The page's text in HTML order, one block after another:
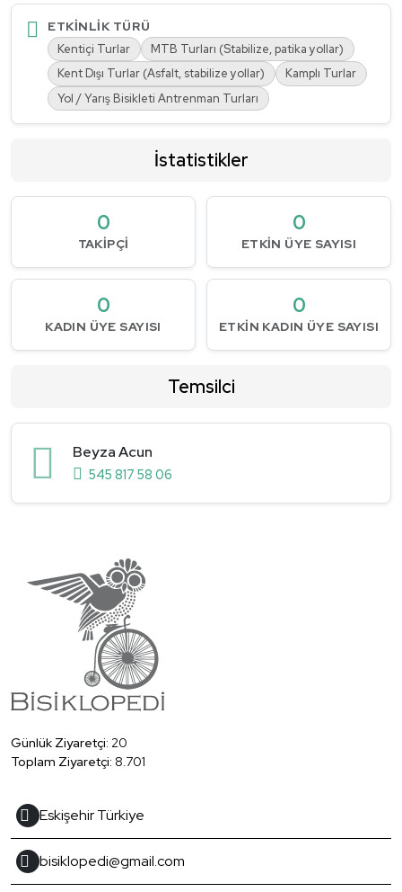
ETKINLIK TÜRÜ
Kentiçi Turlar
MTB Turları (Stabilize, patika yollar)
Kent Dışı Turlar (Asfalt, stabilize yollar)
Kamplı Turlar
Yol / Yarış Bisikleti Antrenman Turları
İstatistikler
0
TAKIPÇI
0
ETKIN ÜYE SAYISI
0
KADIN ÜYE SAYISI
0
ETKIN KADIN ÜYE SAYISI
Temsilci
Beyza Acun
545 817 58 06
Günlük Ziyaretçi: 20
Toplam Ziyaretçi: 8.701
Eskişehir Türkiye
bisiklopedi@gmail.com